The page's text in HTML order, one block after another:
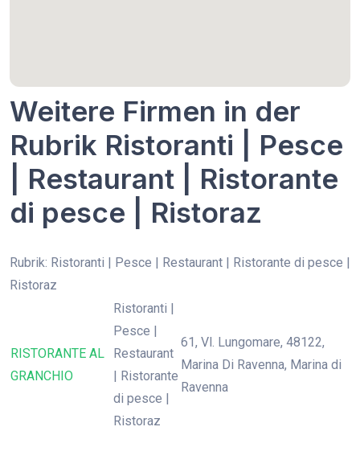
Weitere Firmen in der
Rubrik Ristoranti | Pesce
| Restaurant | Ristorante
di pesce | Ristoraz
Rubrik: Ristoranti | Pesce | Restaurant | Ristorante di pesce |
Ristoraz
RISTORANTE AL
GRANCHIO
Ristoranti |
Pesce |
Restaurant
| Ristorante
di pesce |
Ristoraz
61, Vl. Lungomare, 48122,
Marina Di Ravenna, Marina di
Ravenna